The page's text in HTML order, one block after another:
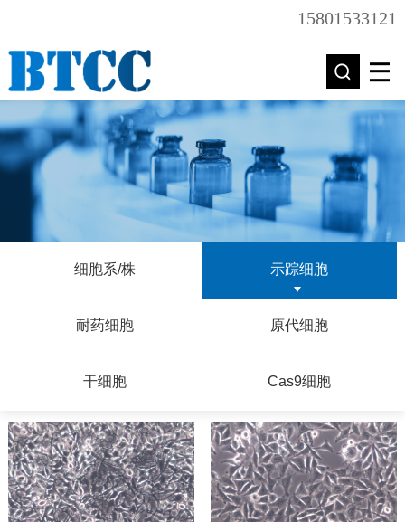
15801533121
细胞系/株 示踪细胞
耐药细胞 原代细胞
干细胞 Cas9细胞